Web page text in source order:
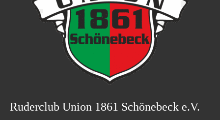
Ruderclub Union 1861 Schönebeck e.V.